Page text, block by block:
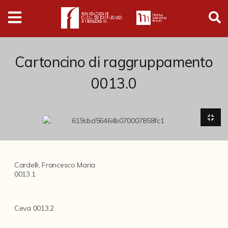
Digital
Humanities
Donazioni
Collezioni
Cataloghi storici
Disegni
Cartoncino di raggruppamento
0013.0
Cardelli, Francesco Maria
0013.1
Ceva 0013.2